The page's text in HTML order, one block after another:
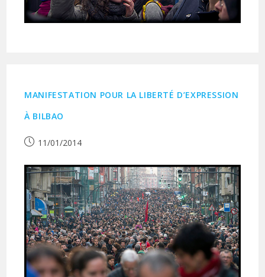
MANIFESTATION POUR LA LIBERTÉ D’EXPRESSION
À BILBAO
Publication
11/01/2014